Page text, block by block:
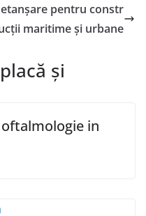
pentru constr
maritime și urbane
și
in